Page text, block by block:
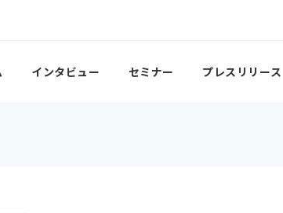
インタビュー セミナー プレスリリース